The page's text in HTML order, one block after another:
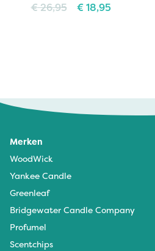
€26,95 €18,95
Merken
WoodWick
Yankee Candle
Greenleaf
Bridgewater Candle Company
Profumel
Scentchips